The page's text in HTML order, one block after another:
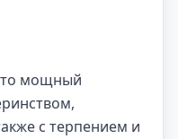
мощный
с терпением и